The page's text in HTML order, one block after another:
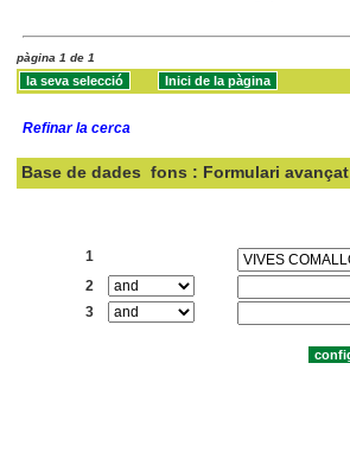
pàgina 1 de 1
Refinar la cerca
Base de dades fons : Formulari avançat
1
2
3